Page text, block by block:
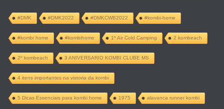
#DMK #DMK2022 #DMKCWB2022 #kombi-home
#kombi home #kombihome 1º Air Cold Camping 2 kombeach
2º kombeach 3 ANIVERSARIO KOMBI CLUBE MS
4 itens importantes na vistoria da kombi
5 Dicas Essenciais para kombi home 1975 alavanca runner kombi